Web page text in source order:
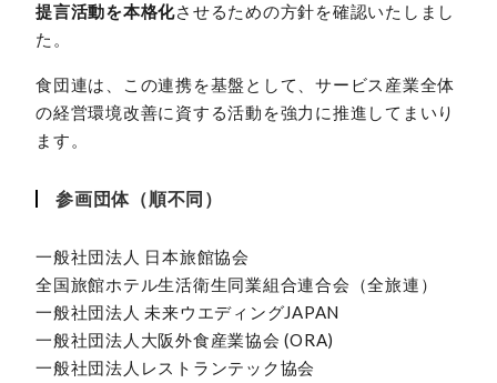
提言活動を本格化させるための方針を確認いたしまし
た。
食団連は、この連携を基盤として、サービス産業全体
の経営環境改善に資する活動を強力に推進してまいり
ます。
参画団体（順不同）
一般社団法人 日本旅館協会
全国旅館ホテル生活衛生同業組合連合会（全旅連）
一般社団法人 未来ウエディングJAPAN
一般社団法人大阪外食産業協会 (ORA)
一般社団法人レストランテック協会